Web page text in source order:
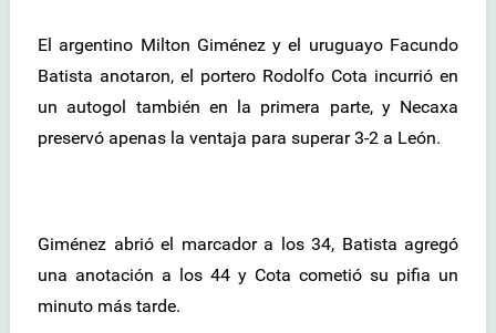
El argentino Milton Giménez y el uruguayo Facundo
Batista anotaron, el portero Rodolfo Cota incurrió en
un autogol también en la primera parte, y Necaxa
preservó apenas la ventaja para superar 3-2 a León.
Giménez abrió el marcador a los 34, Batista agregó
una anotación a los 44 y Cota cometió su pifia un
minuto más tarde.